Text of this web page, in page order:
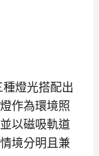
燈光搭配出
作為環境照
以磁吸軌道
境分明且兼